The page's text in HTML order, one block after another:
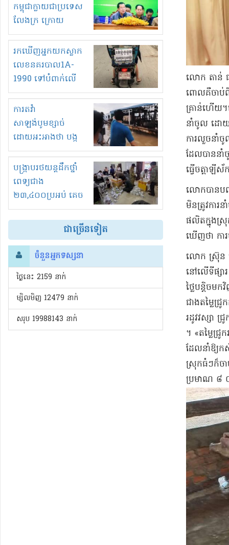
កម្ពុជាក្លាយជាប្រទេស
លែងក្រ ក្រោយ
ឆ្នាំ២០៣០
រកឃើញអ្នកយកស្លាក
លេខនគរបាល1A-
1990 ទៅបំពាក់លើ
ម៉ូតូរបស់ខ្លួន ដាកផ្លាក
រត់ឌុបហើយ
ការតវ៉ា
សាឡង់បូមខ្សាច់
ដោយអះអាងថា បង្ក
បាក់ច្រាំងទន្លេ និង
រំខានទាំងយប់ទាំងថ្ងៃ
បង្ក្រាបរថយន្តដឹកថ្នាំ
ពេទ្យជាង
២៣,៤០០ប្រអប់ គេច
ពន្ធនិងអត់ច្បាប់នាំ
ចូល!?
ជាច្រើនទៀត
ចំនួនអ្នកទស្សនា
ថ្ងៃនេះ​ 2159 នាក់
ម្សិលមិញ 12479 នាក់
សរុប 19988143 នាក់
លោក តាន់
ពោលគឺ​ចាប់ពី​
គ្រាន់​ហើយ​។​​
នាំ​ចូល ដោយ​
ការ​លួច​នាំ
ដែល​បាន​នាំ
ធ្វើ​ច​ត្តា​ឡី​ស័
លោក​បាន​បញ្
មិន​ត្រូវកា
ផលិត​ក្នុងស្រុ
ឃើញថា កា
លោក ស្រ៊ុន ព
នៅលើ​ទីផ្សា
ថ្លៃ​បន្តិច​ម
ជាង​តម្លៃ​ជ្
រដូវវស្សា ជ្
។​​ «​តម្លៃ​ជ្
ដែលនាំឱ្យ​ក
ស្រុក​ធំៗ​ក៏​ចា
ប្រមាណ ៨